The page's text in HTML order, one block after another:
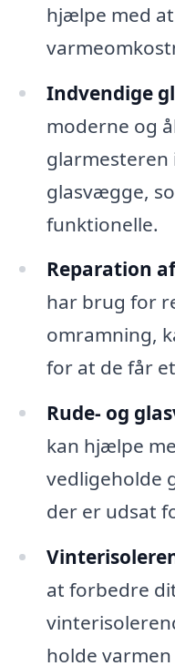
hjælpe med
Indvendige
moderne og
glarmesteren
glasvægge,
funktionelle.
Reparation
har brug for
omramning,
for at de får
Rude- og
kan hjælpe
vedligeholde
der er udsat
at forbedre
holde